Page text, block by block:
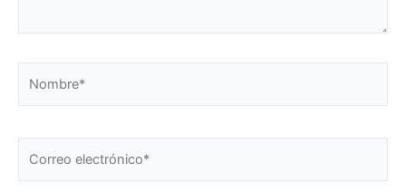
electrónico*